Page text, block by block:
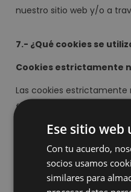
nuestro sitio web y/o a
7.- ¿Qué cookies se
Cookies estrictamente
Las cookies
funcionalidad principal del
sesión de usuario y la
estrictamente necesarias.
Ese sitio
Con tu acuerdo,
socios usamos
similares para